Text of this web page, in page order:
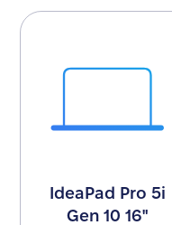
IdeaPad Pro 5i
Gen 10 16"